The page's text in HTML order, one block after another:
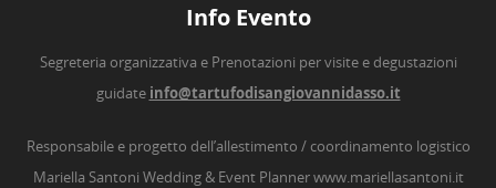
Info Evento
Segreteria organizzativa e Prenotazioni per visite e degustazioni
guidate info@tartufodisangiovannidasso.it
Responsabile e progetto dell’allestimento / coordinamento logistico
Mariella Santoni Wedding & Event Plannerwww.mariellasantoni.it